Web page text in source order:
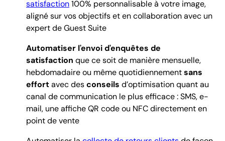
satisfaction100% personnalisable à votre image,
aligné sur vos objectifset en collaboration avec un
expert de Guest Suite
Automatiser l'envoi d'enquêtes de
satisfaction que ce soit de manière mensuelle,
hebdomadaire ou même quotidiennementsans
effortavec desconseils d’optimisation quant au
canal de communication le plus efficace : SMS, e-
mail, une affiche QR code ou NFC directement en
point de vente